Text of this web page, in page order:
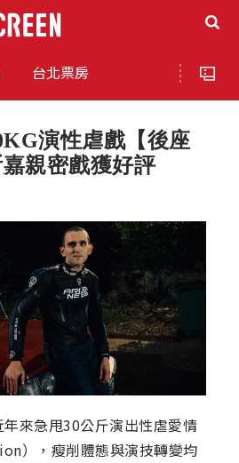
台北票房
演性虐戲【後座
親密戲獲好評
來急甩30公斤演出性虐愛情
），瘦削體態與演技轉變均